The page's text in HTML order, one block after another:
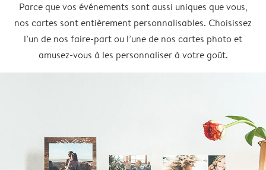
Parce que vos événements sont aussi uniques que vous,
nos cartes sont entièrement personnalisables. Choisissez
l’un de nos faire-part ou l’une de nos cartes photo et
amusez-vous à les personnaliser à votre goût.